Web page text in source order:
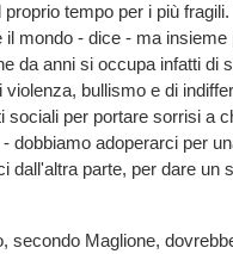
tempo per i più
il mondo - dice - ma insieme
da anni si occupa infatti di
bullismo e di
sociali per portare sorrisi a
dobbiamo adoperarci per
dall'altra parte, per dare un
secondo Maglione,